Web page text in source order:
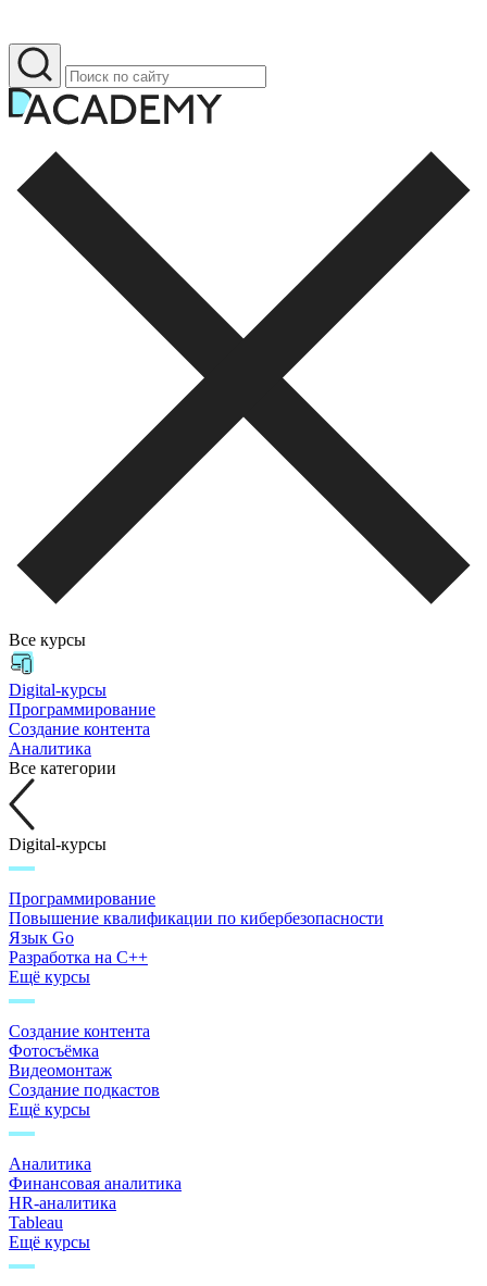
Все курсы
Digital-курсы
Программирование
Создание контента
Аналитика
Все категории
Digital-курсы
Программирование
Повышение квалификации по кибербезопасности
Язык Go
Разработка на C++
Ещё курсы
Создание контента
Фотосъёмка
Видеомонтаж
Создание подкастов
Ещё курсы
Аналитика
Финансовая аналитика
HR-аналитика
Tableau
Ещё курсы